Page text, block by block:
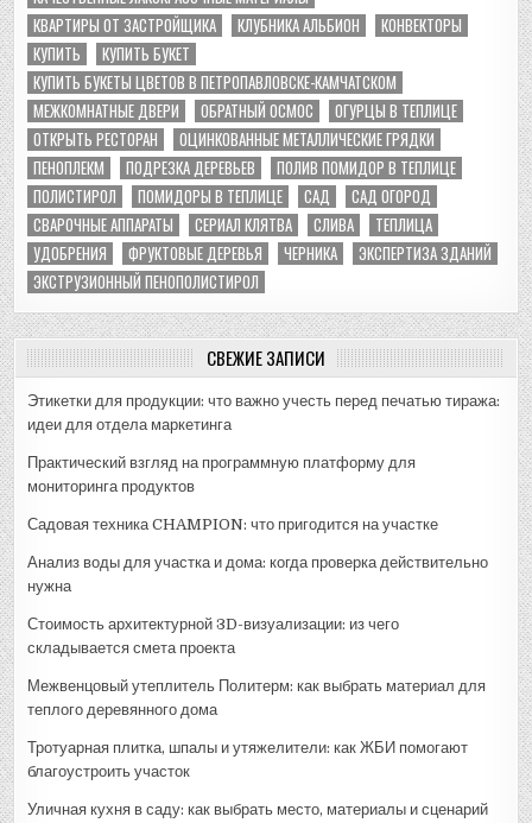
КВАРТИРЫ ОТ ЗАСТРОЙЩИКА
КЛУБНИКА АЛЬБИОН
КОНВЕКТОРЫ
КУПИТЬ
КУПИТЬ БУКЕТ
КУПИТЬ БУКЕТЫ ЦВЕТОВ В ПЕТРОПАВЛОВСКЕ-КАМЧАТСКОМ
МЕЖКОМНАТНЫЕ ДВЕРИ
ОБРАТНЫЙ ОСМОС
ОГУРЦЫ В ТЕПЛИЦЕ
ОТКРЫТЬ РЕСТОРАН
ОЦИНКОВАННЫЕ МЕТАЛЛИЧЕСКИЕ ГРЯДКИ
ПЕНОПЛЕКМ
ПОДРЕЗКА ДЕРЕВЬЕВ
ПОЛИВ ПОМИДОР В ТЕПЛИЦЕ
ПОЛИСТИРОЛ
ПОМИДОРЫ В ТЕПЛИЦЕ САД
САД ОГОРОД
СВАРОЧНЫЕ АППАРАТЫ
СЕРИАЛ КЛЯТВА СЛИВА
ТЕПЛИЦА
УДОБРЕНИЯ
ФРУКТОВЫЕ ДЕРЕВЬЯ ЧЕРНИКА
ЭКСПЕРТИЗА ЗДАНИЙ
ЭКСТРУЗИОННЫЙ ПЕНОПОЛИСТИРОЛ
СВЕЖИЕ ЗАПИСИ
Этикетки для продукции: что важно учесть перед печатью тиража:
идеи для отдела маркетинга
Практический взгляд на программную платформу для
мониторинга продуктов
Садовая техника CHAMPION: что пригодится на участке
Анализ воды для участка и дома: когда проверка действительно
нужна
Стоимость архитектурной 3D-визуализации: из чего
складывается смета проекта
Межвенцовый утеплитель Политерм: как выбрать материал для
теплого деревянного дома
Тротуарная плитка, шпалы и утяжелители: как ЖБИ помогают
благоустроить участок
Уличная кухня в саду: как выбрать место, материалы и сценарий